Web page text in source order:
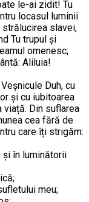
le-ai zidit! Tu
locasul luminii
strălucirea slavei,
Tu trupul și
omenesc;
Aliluia!
Duh, cu
și cu iubitoarea
Din suflarea
cea fără de
care îți strigăm:
și în luminătorii
meu;